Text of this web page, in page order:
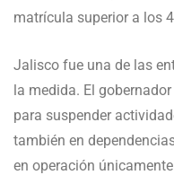
matrícula superior a los
Jalisco fue una de las
la medida. El gobernador
para suspender
también en
en operación